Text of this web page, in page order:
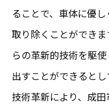
ることで、車体に優
取り除くことができ
らの革新的技術を駆
出すことができると
技術革新により、成